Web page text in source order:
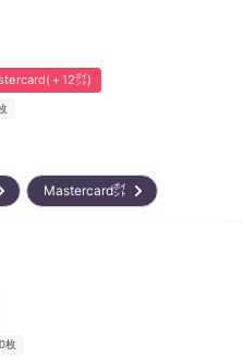
＋12㌽)
Mastercard㌽
枚